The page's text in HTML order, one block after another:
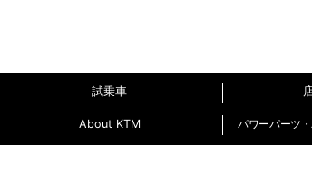
試乗車
About KTM パワーパーツ